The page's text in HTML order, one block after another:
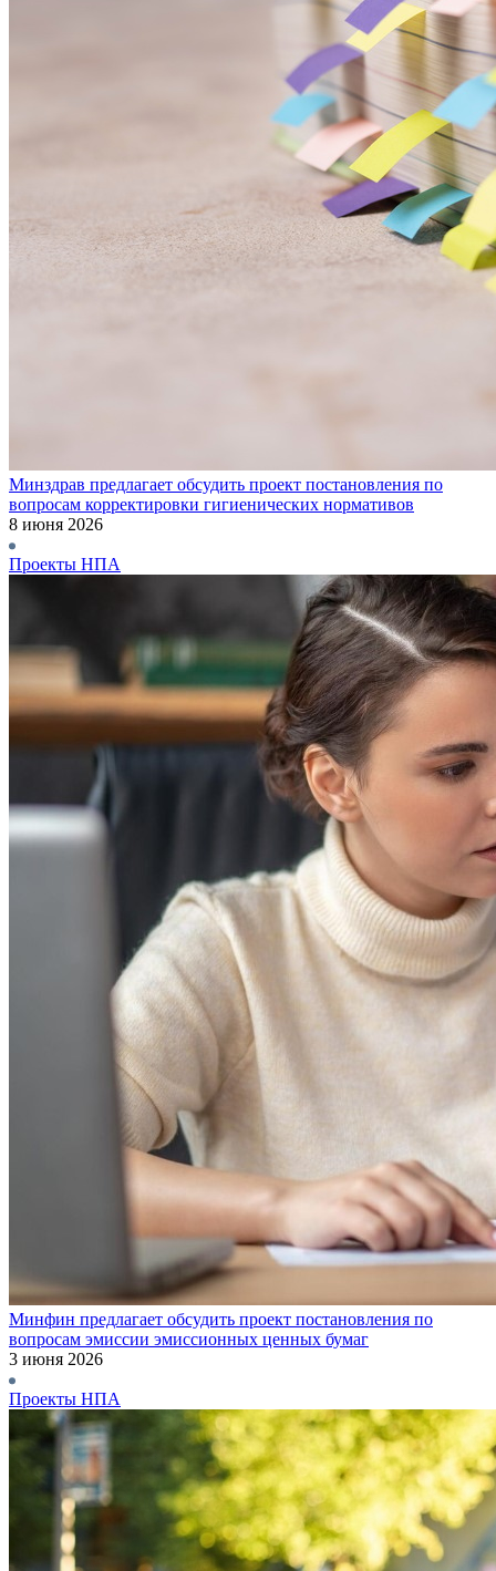
Минздрав предлагает обсудить проект постановления по
вопросам корректировки гигиенических нормативов
8 июня 2026
Проекты НПА
Минфин предлагает обсудить проект постановления по
вопросам эмиссии эмиссионных ценных бумаг
3 июня 2026
Проекты НПА